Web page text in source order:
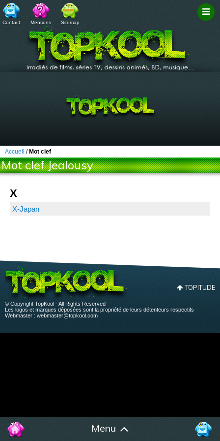
Contact Mentions Sitemap
Menu
Accueil / Mot clef
Mot clef Jealousy
X
X-Japan
TOPITUDE
© Copyright TopKool - All Rights Reserved
Les logos et marques déposées sont la propriété de leurs détenteurs respectifs
Webmaster : webmaster@topkool.com